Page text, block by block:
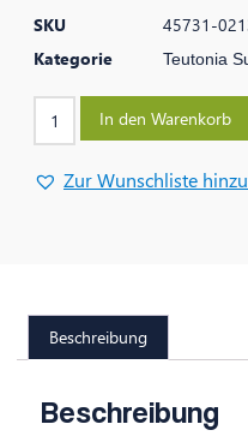
SKU
45731-
Kategorie
Teutonia
In den Warenkorb
Zur Wunschliste
Beschreibung
Beschreibung